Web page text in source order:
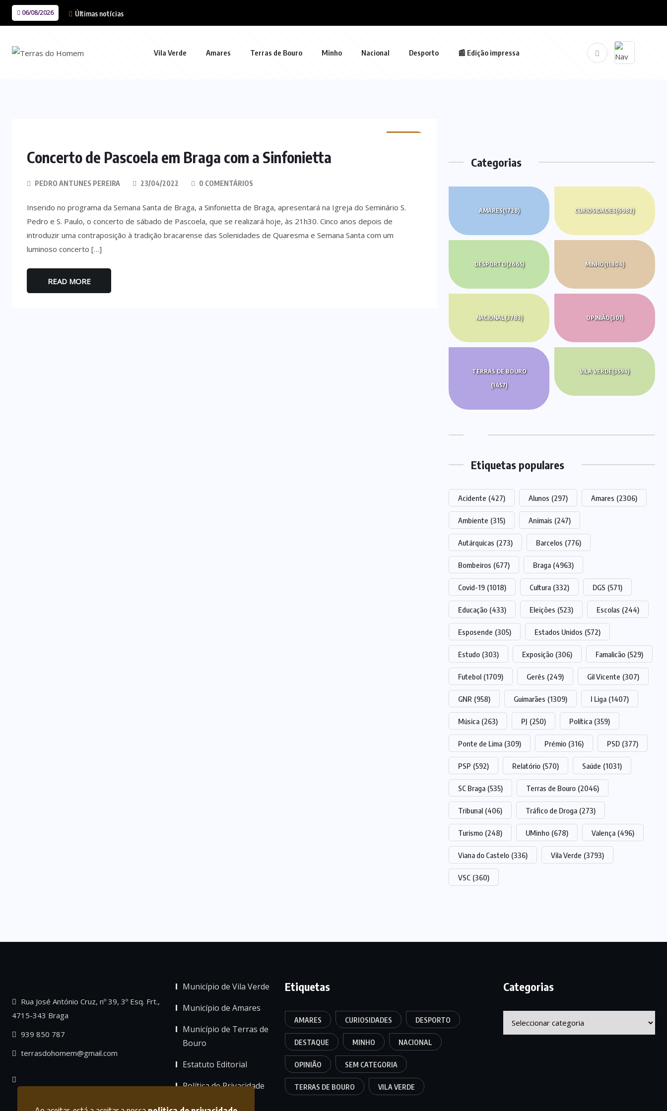
06/08/2026 Últimas notícias
Vila Verde Amares Terras de Bouro Minho Nacional Desporto 📰 Edição impressa
Concerto de Pascoela em Braga com a Sinfonietta
PEDRO ANTUNES PEREIRA 23/04/2022 0 COMENTÁRIOS
Inserido no programa da Semana Santa de Braga, a Sinfonietta de Braga, apresentará na Igreja do Seminário S.
Pedro e S. Paulo, o concerto de sábado de Pascoela, que se realizará hoje, às 21h30. Cinco anos depois de
introduzir uma contraposição à tradição bracarense das Solenidades de Quaresma e Semana Santa com um
luminoso concerto […]
READ MORE
Categorias
AMARES(1728) CURIOSIDADES(6982)
DESPORTO(2665) MINHO(11804)
NACIONAL(3783) OPINIÃO(301)
TERRAS DE BOURO
(1457)
VILA VERDE(3594)
Etiquetas populares
Acidente (427) Alunos (297) Amares (2306)
Ambiente (315) Animais (247)
Autárquicas (273) Barcelos (776)
Bombeiros (677) Braga (4963)
Covid-19 (1018) Cultura (332) DGS (571)
Educação (433) Eleições (523) Escolas (244)
Esposende (305) Estados Unidos (572)
Estudo (303) Exposição (306) Famalicão (529)
Futebol (1709) Gerês (249) Gil Vicente (307)
GNR (958) Guimarães (1309) I Liga (1407)
Música (263) PJ (250) Política (359)
Ponte de Lima (309) Prémio (316) PSD (377)
PSP (592) Relatório (570) Saúde (1031)
SC Braga (535) Terras de Bouro (2046)
Tribunal (406) Tráfico de Droga (273)
Turismo (248) UMinho (678) Valença (496)
Viana do Castelo (336) Vila Verde (3793)
VSC (360)
Rua José António Cruz, nº 39, 3º Esq. Frt.,
4715-343 Braga
939 850 787
terrasdohomem@gmail.com
Município de Vila Verde
Município de Amares
Município de Terras de
Bouro
Estatuto Editorial
Política de Privacidade
Etiquetas
AMARES CURIOSIDADES DESPORTO
DESTAQUE MINHO NACIONAL
OPINIÃO SEM CATEGORIA
TERRAS DE BOURO VILA VERDE
Categorias